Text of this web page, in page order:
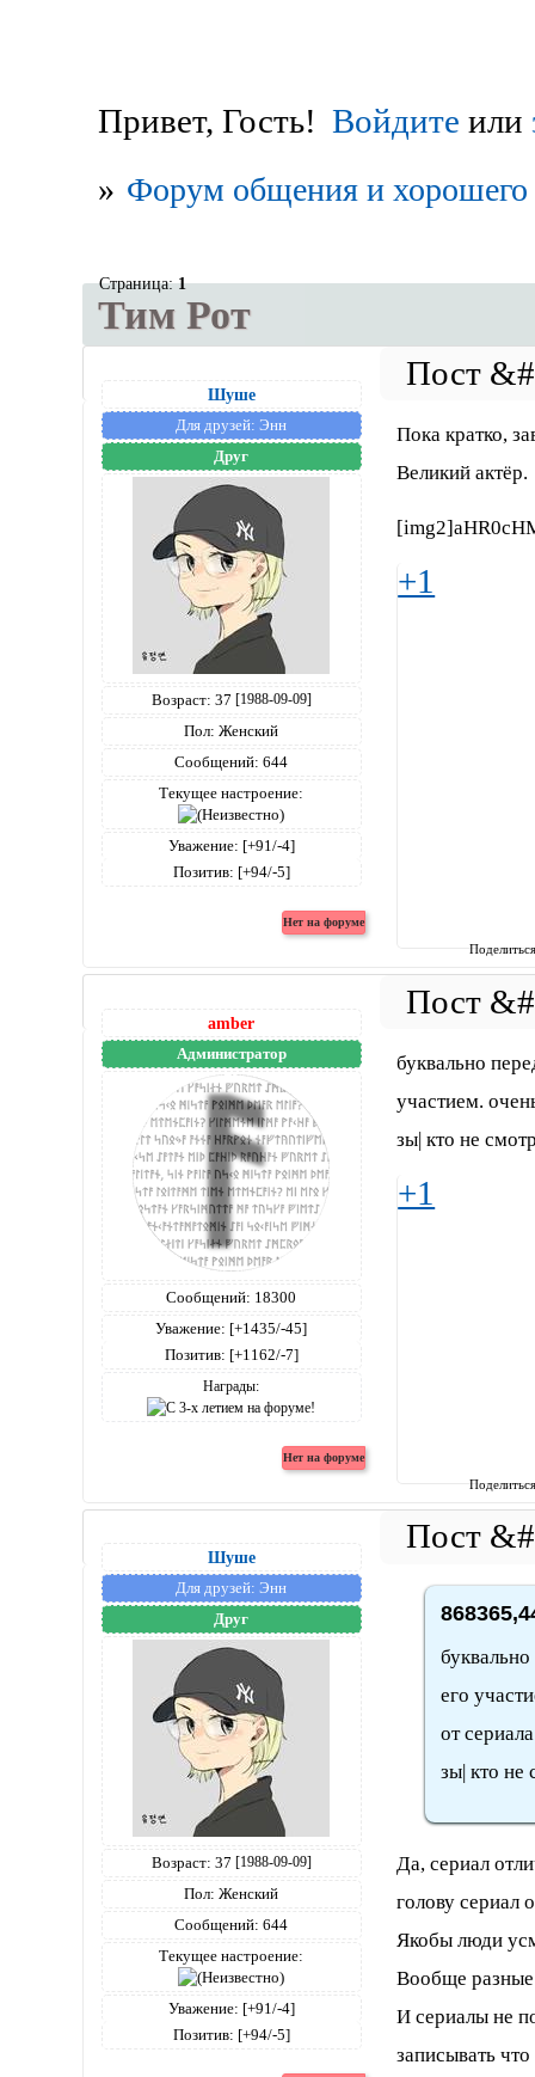
Привет, Гость! Войдите или
» Форум общения и хорошего
Тим Рот
Страница:1
Шуше
Для друзей: Энн
Друг
Возраст: 37 [1988-09-09]
Пол: Женский
Сообщений: 644
Текущее настроение:
Уважение: [+91/-4]
Позитив: [+94/-5]
Пока кратко,
Великий актёр.
+1
amber
Администратор
Сообщений: 18300
Уважение: [+1435/-45]
Позитив: [+1162/-7]
Награды:
буквально
участием.
зы| кто не
+1
Шуше
Для друзей: Энн
Друг
Возраст: 37 [1988-09-09]
Пол: Женский
Сообщений: 644
Текущее настроение:
Уважение: [+91/-4]
Позитив: [+94/-5]
его
от
зы| кто не
Да, сериал
голову сериал
Якобы люди
Вообще
И сериалы не
записывать